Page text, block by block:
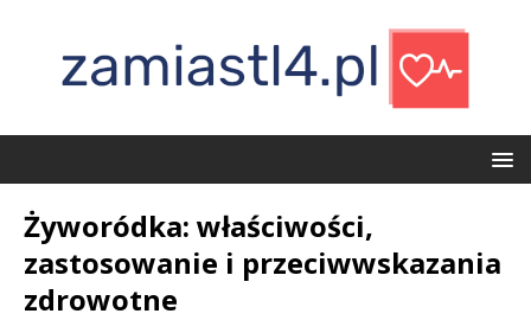
Żyworódka: właściwości,
zastosowanie i przeciwwskazania
zdrowotne